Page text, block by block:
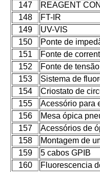
147
REAGENT
148
FT-IR
149
UV-VIS
150
Ponte de
151
Fonte de
152
Fonte de
153
Sistema de
154
Criostato de
155
Acessório para
156
Mesa ópica
157
Acessórios de
158
Montagem de
159
5 cabos GPIB
160
Fluorescencia